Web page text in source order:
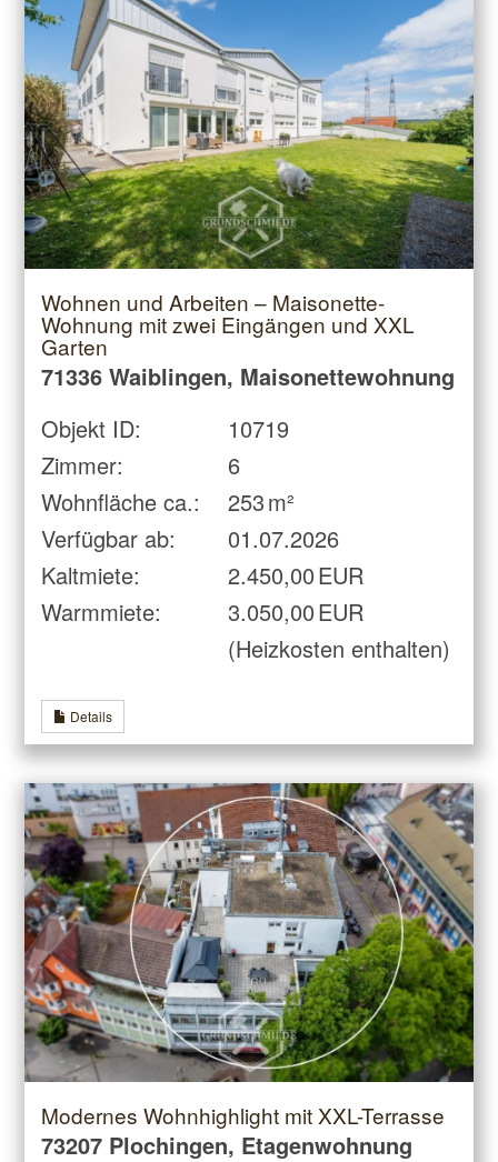
Wohnen und Arbeiten – Maisonette-
Wohnung mit zwei Eingängen und XXL
Garten
71336 Waiblingen, Maisonettewohnung
Objekt ID:
10719
Zimmer:
6
Wohnfläche ca.:
253 m²
Verfügbar ab:
01.07.2026
Kaltmiete:
2.450,00 EUR
Warmmiete:
3.050,00 EUR
(Heizkosten enthalten)
Details
Modernes Wohnhighlight mit XXL-Terrasse
73207 Plochingen, Etagenwohnung